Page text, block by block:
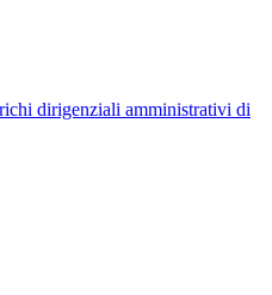
dirigenziali amministrativi di